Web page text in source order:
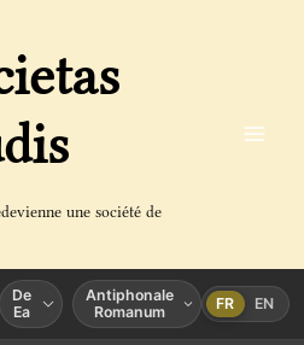
une société de
De
Ea
Antiphonale
Romanum
FR EN